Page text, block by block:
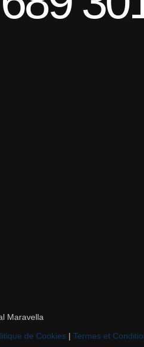
Maravella
de Cookies | Termes et